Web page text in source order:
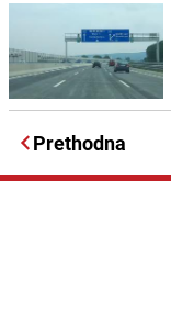
Prethodna